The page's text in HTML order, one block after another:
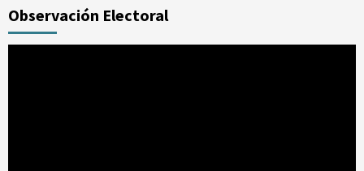
Observación Electoral